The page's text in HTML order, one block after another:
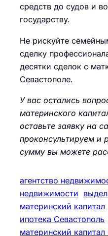
средств до судов и
государству.
Не рискуйте
сделку
десятки сделок с
Севастополе.
У вас остались
материнского
оставьте заявку на
проконсультируем и
сумму вы можете
агентство
недвижимости
материнский капитал
ипотека Севастополь
материнский капитал